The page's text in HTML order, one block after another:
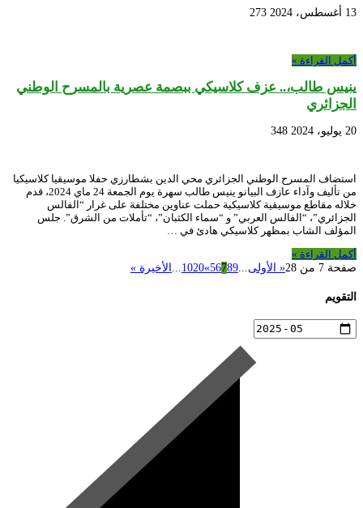
13 أغسطس، 2024 273
أكمل القراءة »
ينيس طالب،.. عزف كلاسيكي ببصمة عصرية بالمسرح الوطني
الجزائري
20 يوليو، 2024 348
استضاف المسرح الوطني الجزائري محي الدين بشطارزي حفلا موسيقيا كلاسيكيا
من تأليف وآداء عازف البيانو ينيس طالب سهرة يوم الجمعة 24 ماي 2024، قدم
خلاله مقاطع موسيقية كلاسيكية حملت عناوين مختلفة على غرار “الفالس
الجزائري”، “الفالس العربي” و “سماء الكثبان”، “تأملات من الشرق”. جلس
المؤلف الشاب بمظهر كلاسيكي هادئ في …
أكمل القراءة »
صفحة 7 من 28
« الأولى...
56789
»
1020
... الأخيرة »
التقويم